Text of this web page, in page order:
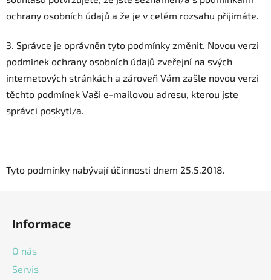
ochrany osobních údajů a že je v celém rozsahu přijímáte.
3. Správce je oprávněn tyto podmínky změnit. Novou verzi
podmínek ochrany osobních údajů zveřejní na svých
internetových stránkách a zároveň Vám zašle novou verzi
těchto podmínek Vaši e-mailovou adresu, kterou jste
správci poskytl/a.
Tyto podmínky nabývají účinnosti dnem 25.5.2018.
Informace
O nás
Servis